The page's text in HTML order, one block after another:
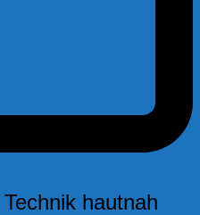
hautnah